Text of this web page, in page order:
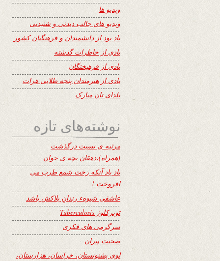
ویدیو ها
ویدیو های جالب دیدنی و شنیدنی
یاد بود از دانشمندان و فرهنگیان کشور
یادی از خاطرات گذشته
یادی از فرهیختگان
یادی از هنرمندان پنجه طلایی هرات
یلدای تان مبارک
نوشته‌های تازه
مرثیه ی نسبت درگذشت
(همراه)،دهقان بچه ی جوان
یاد باد آنکه رخت شمع طرب می
افروخت !
عاشقی شیوهء رندانِ بلاکش باشد
توبرکلوز Tuberculosis
سرگرمی های فکری
صحبت پیران
لوی پشتونستان، خراسان، هزارستان،